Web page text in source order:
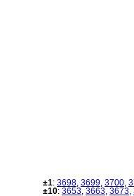
±1: 3698 3699 3700
±10: 3653 3663 3673